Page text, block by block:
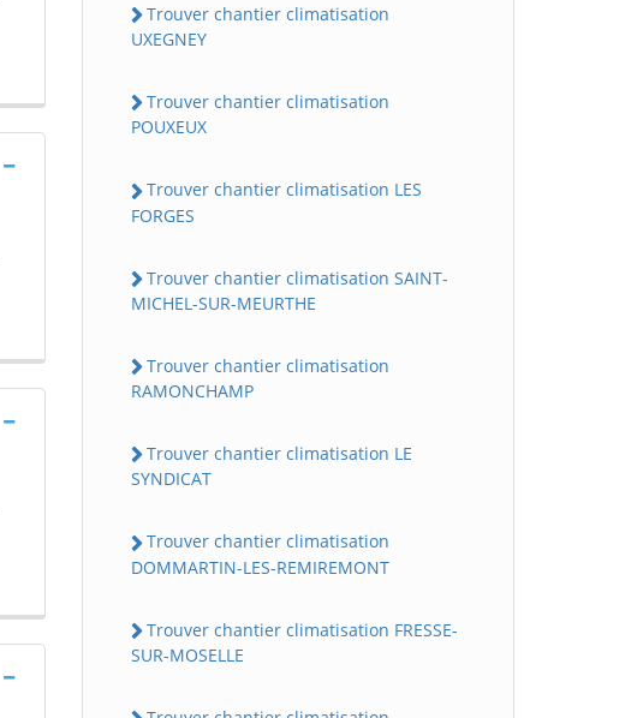
Trouver chantier climatisation
UXEGNEY
Trouver chantier climatisation
POUXEUX
Trouver chantier climatisation LES
FORGES
Trouver chantier climatisation SAINT-
MICHEL-SUR-MEURTHE
Trouver chantier climatisation
RAMONCHAMP
Trouver chantier climatisation LE
SYNDICAT
Trouver chantier climatisation
DOMMARTIN-LES-REMIREMONT
Trouver chantier climatisation FRESSE-
SUR-MOSELLE